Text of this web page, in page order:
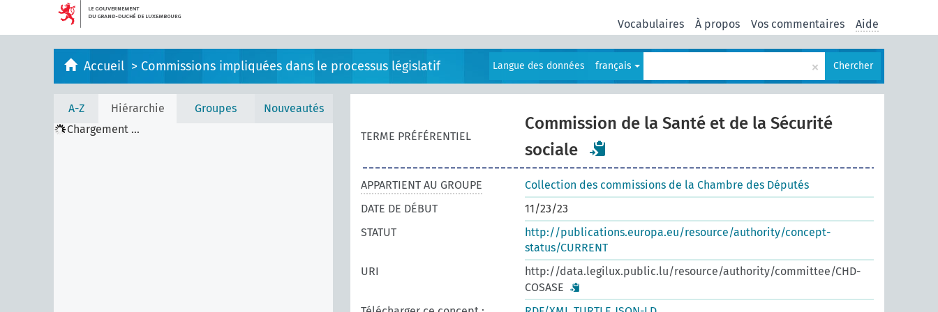
Vocabulaires À propos Vos commentaires Aide
Accueil > Commissions impliquées dans le processus législatif Langue des données français × Chercher
A-Z Hiérarchie Groupes
Nouveautés
Chargement ...
TERME PRÉFÉRENTIEL
Commission de la Santé et de la Sécurité
sociale
APPARTIENT AU GROUPE
Collection des commissions de la Chambre des Députés
DATE DE DÉBUT
11/23/23
STATUT
http://publications.europa.eu/resource/authority/concept-
status/CURRENT
URI
http://data.legilux.public.lu/resource/authority/committee/CHD-
COSASE